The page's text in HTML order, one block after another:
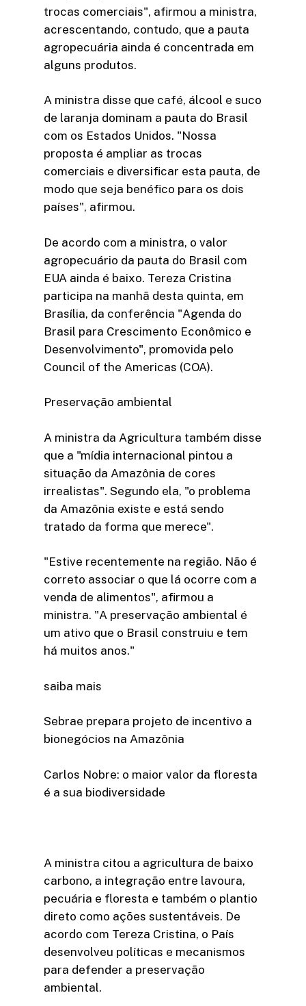
trocas comerciais", afirmou a ministra,
acrescentando, contudo, que a pauta
agropecuária ainda é concentrada em
alguns produtos.
A ministra disse que café, álcool e suco
de laranja dominam a pauta do Brasil
com os Estados Unidos. "Nossa
proposta é ampliar as trocas
comerciais e diversificar esta pauta, de
modo que seja benéfico para os dois
países", afirmou.
De acordo com a ministra, o valor
agropecuário da pauta do Brasil com
EUA ainda é baixo. Tereza Cristina
participa na manhã desta quinta, em
Brasília, da conferência "Agenda do
Brasil para Crescimento Econômico e
Desenvolvimento", promovida pelo
Council of the Americas (COA).
Preservação ambiental
A ministra da Agricultura também disse
que a "mídia internacional pintou a
situação da Amazônia de cores
irrealistas". Segundo ela, "o problema
da Amazônia existe e está sendo
tratado da forma que merece".
"Estive recentemente na região. Não é
correto associar o que lá ocorre com a
venda de alimentos", afirmou a
ministra. "A preservação ambiental é
um ativo que o Brasil construiu e tem
há muitos anos."
saiba mais
Sebrae prepara projeto de incentivo a
bionegócios na Amazônia
Carlos Nobre: o maior valor da floresta
é a sua biodiversidade
A ministra citou a agricultura de baixo
carbono, a integração entre lavoura,
pecuária e floresta e também o plantio
direto como ações sustentáveis. De
acordo com Tereza Cristina, o País
desenvolveu políticas e mecanismos
para defender a preservação
ambiental.